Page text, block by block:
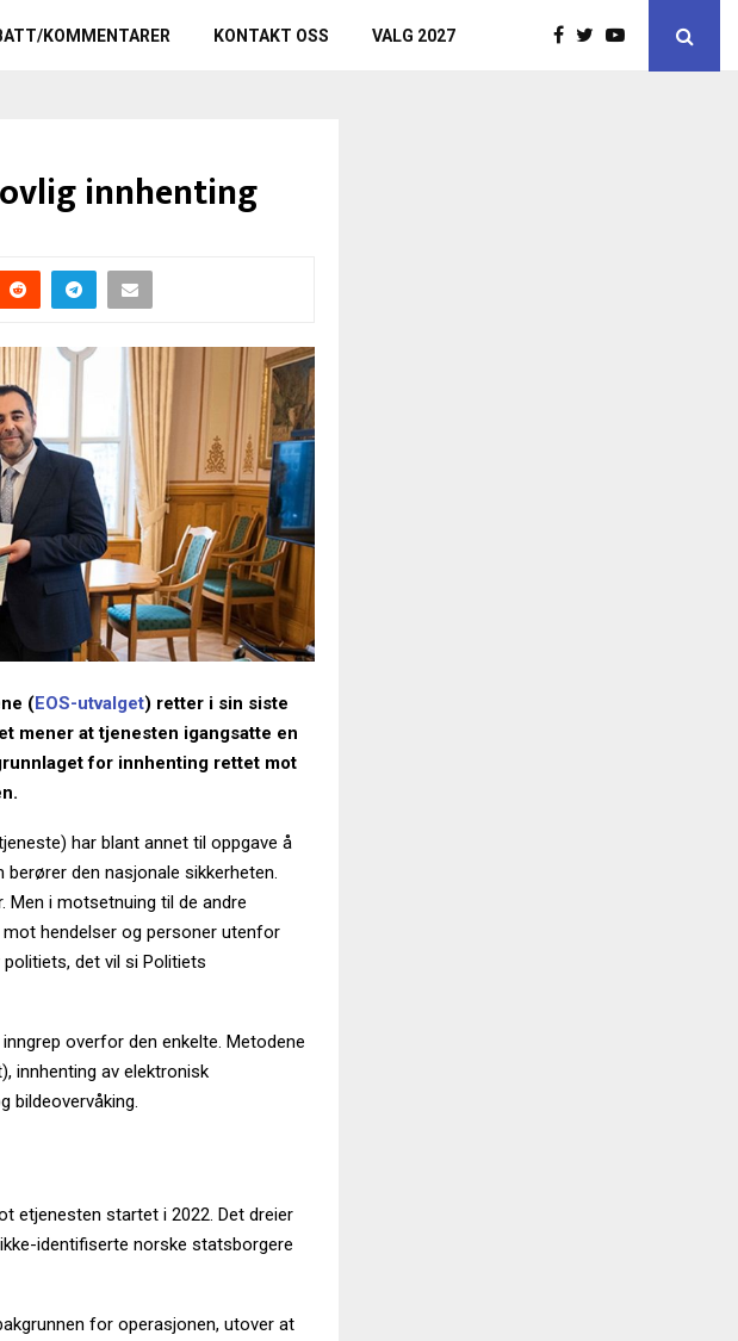
KOMMENTARER KONTAKT OSS VALG 2027
innhenting
(EOS-utvalget) retter i sin siste
mener at tjenesten igangsatte en
for innhenting rettet mot
har blant annet til oppgave å
den nasjonale sikkerheten.
Men i motsetnuing til de andre
hendelser og personer utenfor
det vil si Politiets
overfor den enkelte. Metodene
innhenting av elektronisk
bildeovervåking.
etjenesten startet i 2022. Det dreier
identifiserte norske statsborgere
for operasjonen, utover at